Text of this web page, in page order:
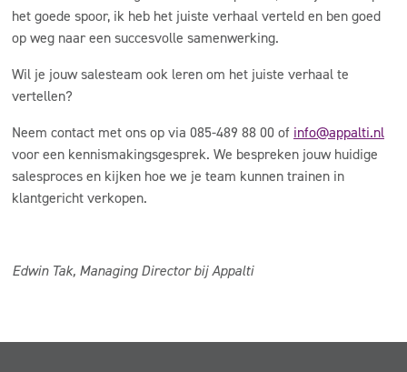
het goede spoor, ik heb het juiste verhaal verteld en ben goed
op weg naar een succesvolle samenwerking.
Wil je jouw salesteam ook leren om het juiste verhaal te
vertellen?
Neem contact met ons op via 085-489 88 00 of info@appalti.nl
voor een kennismakingsgesprek. We bespreken jouw huidige
salesproces en kijken hoe we je team kunnen trainen in
klantgericht verkopen.
Edwin Tak, Managing Director bij Appalti